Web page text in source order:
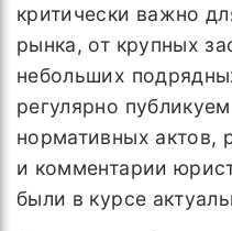
критически важно
рынка, от крупных
небольших
регулярно
нормативных актов,
и комментарии
были в курсе